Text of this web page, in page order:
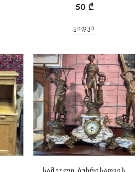
50 ₾
ᲧᲘᲓᲕᲐ
სამეული ბუხრისათვის